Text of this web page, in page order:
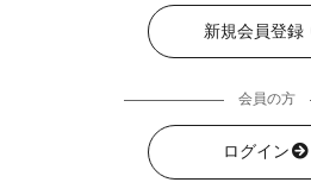
新規会員登録
会員の方
ログイン